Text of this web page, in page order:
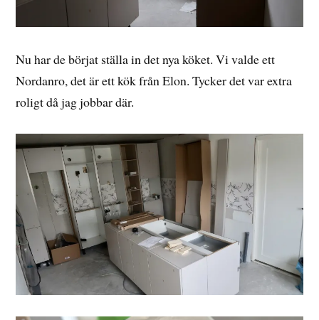
Nu har de börjat ställa in det nya köket. Vi valde ett
Nordanro, det är ett kök från Elon. Tycker det var extra
roligt då jag jobbar där.